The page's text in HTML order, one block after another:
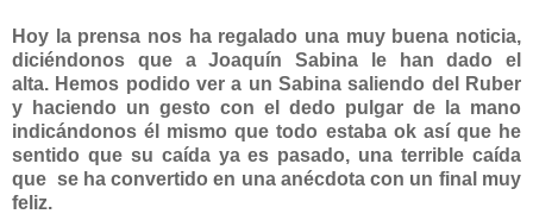
Hoy la prensa nos ha regalado una muy buena noticia,
diciéndonos que a Joaquín Sabina le han dado el
alta. Hemos podido ver a un Sabina saliendo del Ruber
y haciendo un gesto con el dedo pulgar de la mano
indicándonos él mismo que todo estaba ok así que he
sentido que su caída ya es pasado, una terrible caída
que se ha convertido en una anécdota con un final muy
feliz.